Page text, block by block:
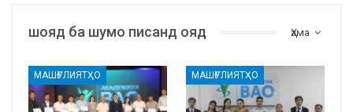
Ҳама
шояд ба шумо писанд ояд
МАШҒУЛИЯТҲО МАШҒУЛИЯТҲО